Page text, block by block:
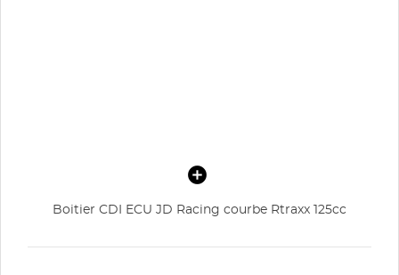
Boitier CDI ECU JD Racing courbe Rtraxx 125cc